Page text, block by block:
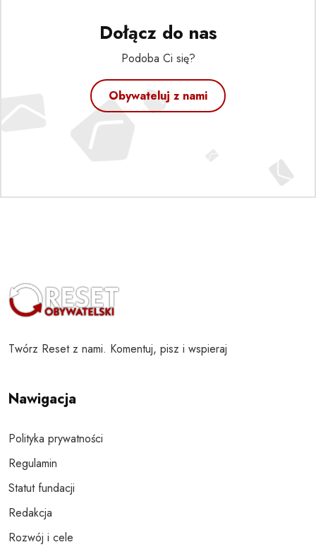
Dołącz do nas
Podoba Ci się?
Obywateluj z nami
Twórz Reset z nami. Komentuj, pisz i wspieraj
Nawigacja
Polityka prywatności
Regulamin
Statut fundacji
Redakcja
Rozwój i cele